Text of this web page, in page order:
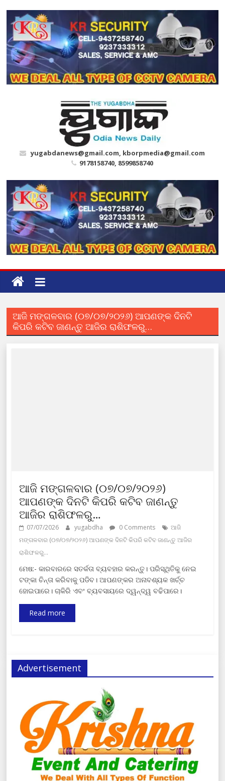
content
yugabdanews@gmail.com, kborpmedia@gmail.com
9178158740, 8599858740
ଆଜି ମଙ୍ଗଳବାର (୦୭/୦୭/୨୦୨୬) ଆପଣଙ୍କ ଦିନଟି
କିପରି କଟିବ ଜାଣନ୍ତୁ ଆଜିର ରାଶିଫଳରୁ…
ଆଜି ମଙ୍ଗଳବାର (୦୭/୦୭/୨୦୨୬)
ଆପଣଙ୍କ ଦିନଟି କିପରି କଟିବ ଜାଣନ୍ତୁ
ଆଜିର ରାଶିଫଳରୁ…
07/07/2026 yugabdha 0 Comments
ଆଜି
ମଙ୍ଗଳବାର (୦୭/୦୭/୨୦୨୬) ଆପଣଙ୍କ ଦିନଟି କିପରି କଟିବ ଜାଣନ୍ତୁ ଆଜିର
ରାଶିଫଳରୁ…
ମେଷ:- କାରବାରରେ ସତର୍କତା ବ୍ୟବହାର କରନ୍ତୁ। ପରିସ୍ଥିତିକୁ ନେଇ
ଟଙ୍କା ଚିନ୍ତା କରିବାକୁ ପଡିବ। ଆପଣଙ୍କର ଅନାବଶ୍ୟକ ଖର୍ଚ୍ଚ
ହୋଇପାରେ। ଚାକିରି ଏବଂ ବ୍ୟବସାୟରେ ଦ୍ୱନ୍ଦ୍ୱ ବଢିପାରେ।
Read more
Advertisement